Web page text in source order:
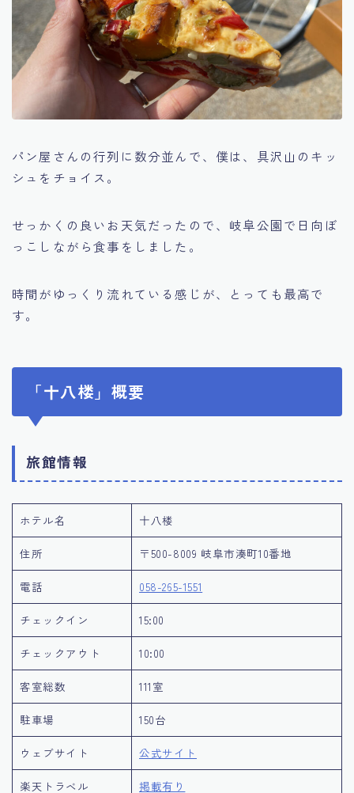
パン屋さんの行列に数分並んで、僕は、具沢山のキッ
シュをチョイス。
せっかくの良いお天気だったので、岐阜公園で日向ぼ
っこしながら食事をしました。
時間がゆっくり流れている感じが、とっても最高で
す。
「十八楼」概要
旅館情報
ホテル名 十八楼
住所 〒500-8009 岐阜市湊町10番地
電話 058-265-1551
チェックイン 15:00
チェックアウト 10:00
客室総数 111室
駐車場 150台
ウェブサイト 公式サイト
楽天トラベル 掲載有り